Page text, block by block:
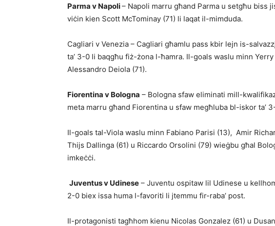
Parma v Napoli– Napoli marru għand Parma u setgħu biss
viċin kien Scott McTominay (71) li laqat il-mimduda.
Cagliari v Venezia – Cagliari għamlu pass kbir lejn is-
ta’ 3-0 li baqgħu fiż-żona l-ħamra. Il-goals waslu minn
Alessandro Deiola (71).
Fiorentina v Bologna – Bologna sfaw eliminati mill-
meta marru għand Fiorentina u sfaw megħluba bl-iskor ta’
Il-goals tal-Viola waslu minn Fa­bia­no Parisi (13), Amir
Thijs Dallinga (61) u Riccardo Orsolini (79) wieġbu għal
imkeċċi.
Juventus v Udinese – Juventu ospitaw lil Udinese u
2-0 biex issa huma l-favoriti li jtemmu fir-raba’ post.
Il-protagonisti tagħhom kienu Nicolas Gonzalez (61) u